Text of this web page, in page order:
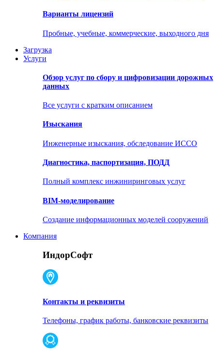
Варианты лицензий
Пробные, учебные, коммерческие, выходного дня
Загрузка
Услуги
Обзор услуг по сбору и цифровизации дорожных
данных
Все услуги с кратким описанием
Изыскания
Инженерные изыскания, обследование ИССО
Диагностика, паспортизация, ПОДД
Полный комплекс инжиниринговых услуг
BIM-моделирование
Создание информационных моделей сооружений
Компания
ИндорСофт
Контакты и реквизиты
Телефоны, график работы, банковские реквизиты